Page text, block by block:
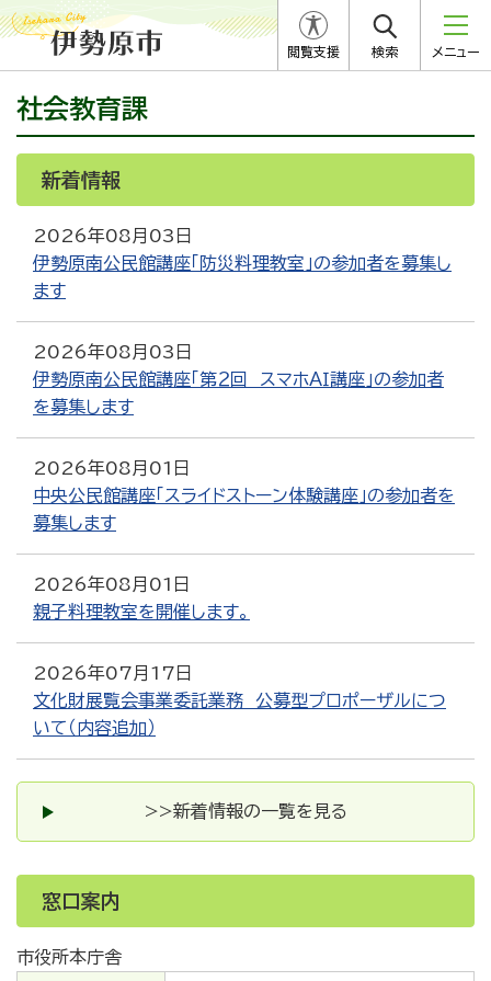
閲覧支援 検索 メニュー
社会教育課
新着情報
2026年08月03日
伊勢原南公民館講座「防災料理教室」の参加者を募集し
ます
2026年08月03日
伊勢原南公民館講座「第２回 スマホＡＩ講座」の参加者
を募集します
2026年08月01日
中央公民館講座「スライドストーン体験講座」の参加者を
募集します
2026年08月01日
親子料理教室を開催します。
2026年07月17日
文化財展覧会事業委託業務 公募型プロポーザルにつ
いて（内容追加）
>>新着情報の一覧を見る
窓口案内
市役所本庁舎